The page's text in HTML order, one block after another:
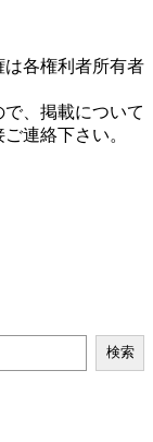
各権利者所有者
、掲載について
連絡下さい。
検索